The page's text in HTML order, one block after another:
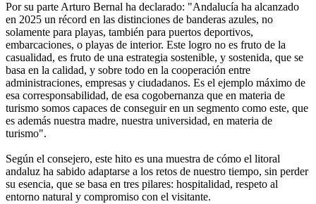
Por su parte Arturo Bernal ha declarado: "Andalucía ha alcanzado
en 2025 un récord en las distinciones de banderas azules, no
solamente para playas, también para puertos deportivos,
embarcaciones, o playas de interior. Este logro no es fruto de la
casualidad, es fruto de una estrategia sostenible, y sostenida, que se
basa en la calidad, y sobre todo en la cooperación entre
administraciones, empresas y ciudadanos. Es el ejemplo máximo de
esa corresponsabilidad, de esa cogobernanza que en materia de
turismo somos capaces de conseguir en un segmento como este, que
es además nuestra madre, nuestra universidad, en materia de
turismo".
Según el consejero, este hito es una muestra de cómo el litoral
andaluz ha sabido adaptarse a los retos de nuestro tiempo, sin perder
su esencia, que se basa en tres pilares: hospitalidad, respeto al
entorno natural y compromiso con el visitante.